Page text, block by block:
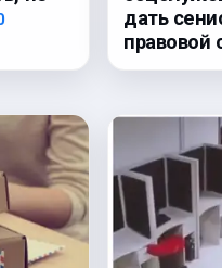
дать
правовой